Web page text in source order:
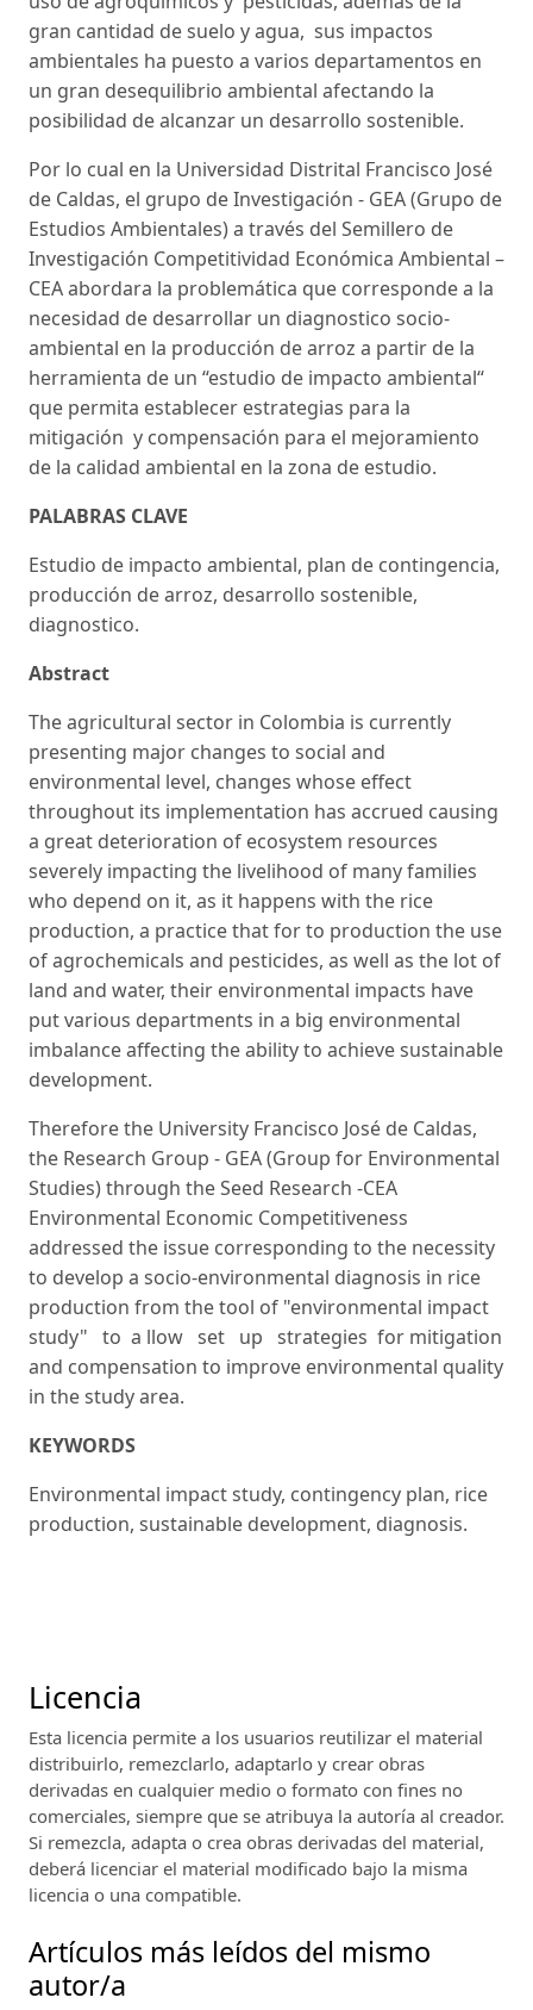
gran cantidad de suelo y agua, sus impactos
ambientales ha puesto a varios departamentos en
un gran desequilibrio ambiental afectando la
posibilidad de alcanzar un desarrollo sostenible.
Por lo cual en la Universidad Distrital Francisco José
de Caldas, el grupo de Investigación - GEA (Grupo de
Estudios Ambientales) a través del Semillero de
Investigación Competitividad Económica Ambiental –
CEA abordara la problemática que corresponde a la
necesidad de desarrollar un diagnostico socio-
ambiental en la producción de arroz a partir de la
herramienta de un “estudio de impacto ambiental“
que permita establecer estrategias para la
mitigación y compensación para el mejoramiento
de la calidad ambiental en la zona de estudio.
PALABRAS CLAVE
Estudio de impacto ambiental, plan de contingencia,
producción de arroz, desarrollo sostenible,
diagnostico.
Abstract
The agricultural sector in Colombia is currently
presenting major changes to social and
environmental level, changes whose effect
throughout its implementation has accrued causing
a great deterioration of ecosystem resources
severely impacting the livelihood of many families
who depend on it, as it happens with the rice
production, a practice that for to production the use
of agrochemicals and pesticides, as well as the lot of
land and water, their environmental impacts have
put various departments in a big environmental
imbalance affecting the ability to achieve sustainable
development.
Therefore the University Francisco José de Caldas,
the Research Group - GEA (Group for Environmental
Studies) through the Seed Research -CEA
Environmental Economic Competitiveness
addressed the issue corresponding to the necessity
to develop a socio-environmental diagnosis in rice
production from the tool of "environmental impact
study" to a llow set up strategies for mitigation
and compensation to improve environmental quality
in the study area.
KEYWORDS
Environmental impact study, contingency plan, rice
production, sustainable development, diagnosis.
Licencia
Esta licencia permite a los usuarios reutilizar el material
distribuirlo, remezclarlo, adaptarlo y crear obras
derivadas en cualquier medio o formato con fines no
comerciales, siempre que se atribuya la autoría al creador.
Si remezcla, adapta o crea obras derivadas del material,
deberá licenciar el material modificado bajo la misma
licencia o una compatible.
Artículos más leídos del mismo
autor/a